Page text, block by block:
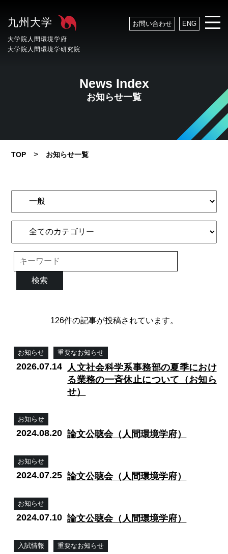
九州大学
大学院人間環境学府
大学院人間環境学研究院
お問い合わせ ENG
News Index
お知らせ一覧
TOP > お知らせ一覧
検索
126件の記事が投稿されています。
お知らせ 重要なお知らせ
2026.07.14 人文社会科学系事務部の夏季におけ
る業務の一斉休止について（お知ら
せ）
お知らせ
2024.08.20 論文公聴会（人間環境学府）
お知らせ
2024.07.25 論文公聴会（人間環境学府）
お知らせ
2024.07.10 論文公聴会（人間環境学府）
入試情報 重要なお知らせ